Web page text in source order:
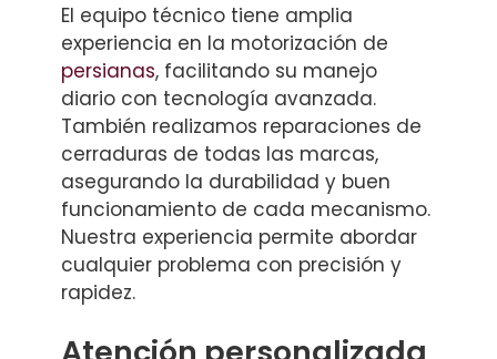
El equipo técnico tiene amplia
experiencia en la motorización de
persianas, facilitando su manejo
diario con tecnología avanzada.
También realizamos reparaciones de
cerraduras de todas las marcas,
asegurando la durabilidad y buen
funcionamiento de cada mecanismo.
Nuestra experiencia permite abordar
cualquier problema con precisión y
rapidez.